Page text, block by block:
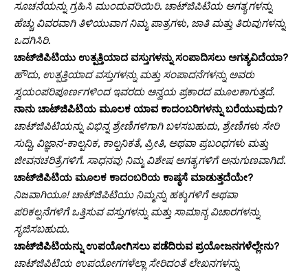
ಸೂಚನೆಯನ್ನು ಗ್ರಹಿಸಿ ಮುಂದುವರಿಯಿರಿ. ಚಾಟ್‌ಜಿಪಿಟಿಯ ಅಗತ್ಯಗಳನ್ನು
ಹೆಚ್ಚು ವಿವರವಾಗಿ ತಿಳಿಯುವಾಗ ನಿಮ್ಮ ಪಾತ್ರಗಳು, ಜಾತಿ ಮತ್ತು ತಿರುವುಗಳನ್ನು
ಒದಗಿಸಿರಿ.
ಚಾಟ್‌ಜಿಪಿಟಿಯು ಉತ್ಪತ್ತಿಯಾದ ವಸ್ತುಗಳನ್ನು ಸಂಪಾದಿಸಲು ಅಗತ್ಯವಿದೆಯಾ?
ಹೌದು, ಉತ್ಪತ್ತಿಯಾದ ವಸ್ತುಗಳನ್ನು ಮತ್ತು ಸಂಪಾದನೆಗಳನ್ನು ಅವರು
ಸ್ವಯಂಪರಿಪೂರ್ಣಗಳಿಂದ ಇವರದು ಅನ್ವಯ ಪ್ರಕಾರದ ಮೂಲಕಾಗುತ್ತದೆ.
ನಾನು ಚಾಟ್‌ಜಿಪಿಟಿಯ ಮೂಲಕ ಯಾವ ಕಾದಂಬರಿಗಳನ್ನು ಬರೆಯುವುದು?
ಚಾಟ್‌ಜಿಪಿಟಿಯನ್ನು ವಿಭಿನ್ನ ಶ್ರೇಣಿಗಳಿಗಾಗಿ ಬಳಸಬಹುದು, ಶ್ರೇಣಿಗಳು ಸೇರಿ
ಸುದ್ದಿ, ವಿಜ್ಞಾನ-ಕಾಲ್ಪನಿಕ, ಕಾಲ್ಪನಿಕತೆ, ಪ್ರೀತಿ, ಅಥವಾ ಪ್ರಬಂಧಗಳು ಮತ್ತು
ಜೀವನಚರಿತ್ರೆಗಳಿಗೆ. ಸಾಧನವು ನಿಮ್ಮ ವಿಶೇಷ ಅಗತ್ಯಗಳಿಗೆ ಅನುಗುಣವಾಗಿದೆ.
ಚಾಟ್‌ಜಿಪಿಟಿಯ ಮೂಲಕ ಕಾದಂಬರಿಯ ಕಾಷ್ಠಸೆ ಮಾಡುತ್ತದೆಯೇ?
ನಿಜವಾಗಿಯೂ! ಚಾಟ್‌ಜಿಪಿಟಿಯು ನಿಮ್ಮನ್ನು ಹಕ್ಕುಗಳಿಗೆ ಅಥವಾ
ಪರಿಕಲ್ಪನೆಗಳಿಗೆ ಒತ್ತಿಸುವ ವಸ್ತುಗಳನ್ನು ಮತ್ತು ಸಾಮಾನ್ಯ ವಿಚಾರಗಳನ್ನು
ಸೃಜಿಸಬಹುದು.
ಚಾಟ್‌ಜಿಪಿಟಿಯನ್ನು ಉಪಯೋಗಿಸಲು ಪಡೆದಿರುವ ಪ್ರಯೋಜನಗಳೆಲ್ಲೇನು?
ಚಾಟ್‌ಜಿಪಿಟಿಯ ಉಪಯೋಗಗಳೆಲ್ಲಾ ಸೇರಿದಂತೆ ಲೇಖನಗಳನ್ನು